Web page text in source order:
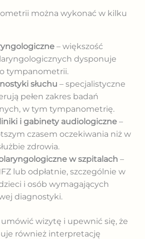
można wykonać w kilku
– większość
dysponuje
tympanometrii.
słuchu – specjalistyczne
pełen zakres badań
w tym tympanometrię.
i gabinety audiologiczne–
czasem oczekiwania niż w
zdrowia.
w szpitalach –
lub odpłatnie, szczególnie w
i osób wymagających
diagnostyki.
wizytę i upewnić się, że
również interpretację